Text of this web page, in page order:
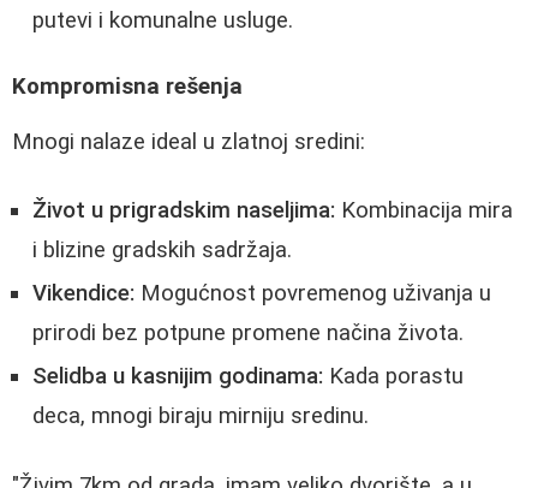
putevi i komunalne usluge.
Kompromisna rešenja
Mnogi nalaze ideal u zlatnoj sredini:
Život u prigradskim naseljima: Kombinacija mira
i blizine gradskih sadržaja.
Vikendice: Mogućnost povremenog uživanja u
prirodi bez potpune promene načina života.
Selidba u kasnijim godinama: Kada porastu
deca, mnogi biraju mirniju sredinu.